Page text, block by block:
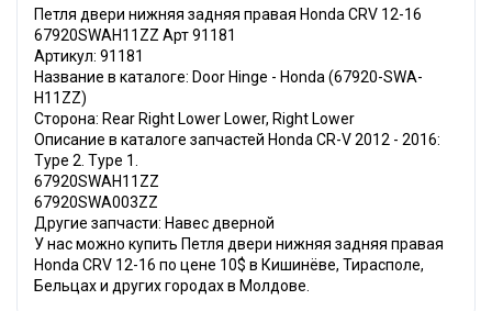
Петля двери нижняя задняя правая Honda CRV 12-16
67920SWAH11ZZ Арт 91181
Артикул: 91181
Название в каталоге: Door Hinge - Honda (67920-SWA-
H11ZZ)
Сторона: Rear Right Lower Lower, Right Lower
Описание в каталоге запчастей Honda CR-V 2012 - 2016:
Type 2. Type 1.
67920SWAH11ZZ
67920SWA003ZZ
Другие запчасти: Навес дверной
У нас можно купить Петля двери нижняя задняя правая
Honda CRV 12-16 по цене 10$ в Кишинёве, Тирасполе,
Бельцах и других городах в Молдове.